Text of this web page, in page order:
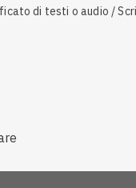
di testi o audio /